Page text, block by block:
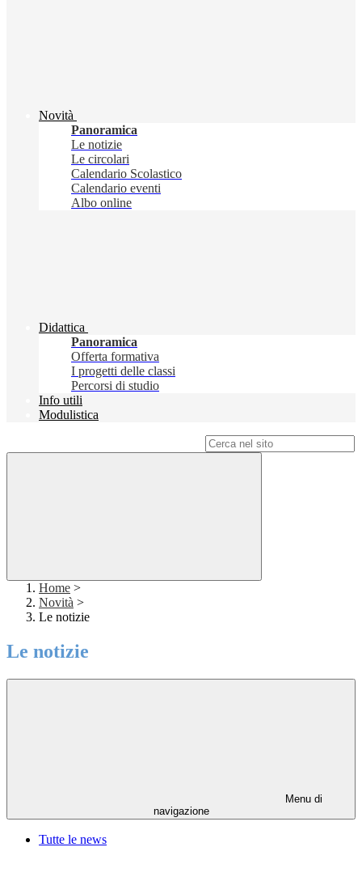
Novità
Panoramica
Le notizie
Le circolari
Calendario Scolastico
Calendario eventi
Albo online
Didattica
Panoramica
Offerta formativa
I progetti delle classi
Percorsi di studio
Info utili
Modulistica
Home >
Novità >
Le notizie
Le notizie
Menu di
navigazione
Tutte le news